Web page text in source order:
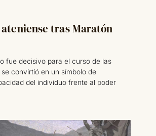
tras Maratón
fue decisivo para el curso de las
convirtió en un símbolo de
del individuo frente al poder